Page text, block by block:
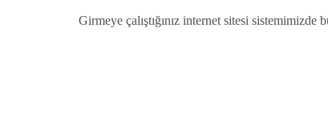
Girmeye çalıştığınız internet sitesi